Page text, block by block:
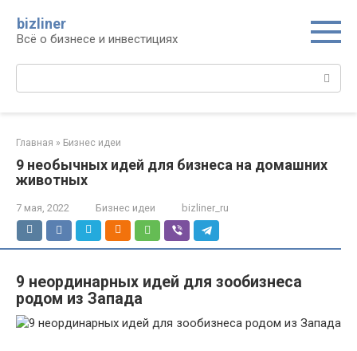
контенту
bizliner
Всё о бизнесе и инвестициях
Поиск:
Главная » Бизнес идеи
9 необычных идей для бизнеса на домашних
животных
7 мая, 2022 Бизнес идеи bizliner_ru
9 неординарных идей для зообизнеса
родом из Запада